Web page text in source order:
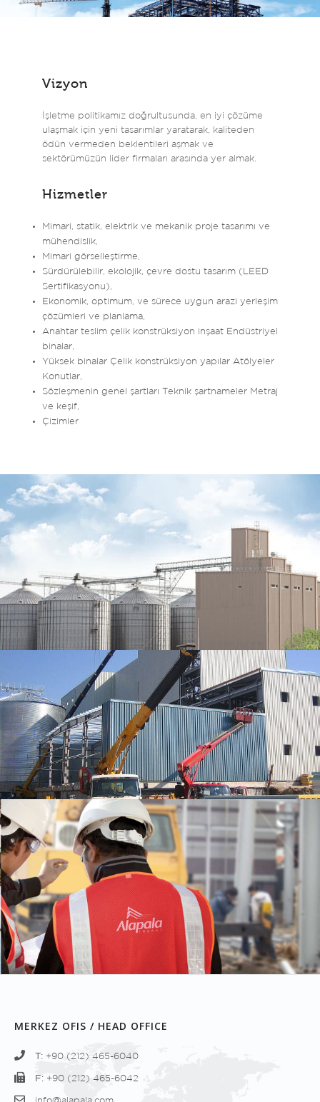
Vizyon
İşletme politikamız doğrultusunda, en iyi çözüme
ulaşmak için yeni tasarımlar yaratarak, kaliteden
ödün vermeden beklentileri aşmak ve
sektörümüzün lider firmaları arasında yer almak.
Hizmetler
Mimari, statik, elektrik ve mekanik proje tasarımı ve
mühendislik,
Mimari görselleştirme,
Sürdürülebilir, ekolojik, çevre dostu tasarım (LEED
Sertifikasyonu),
Ekonomik, optimum, ve sürece uygun arazi yerleşim
çözümleri ve planlama,
Anahtar teslim çelik konstrüksiyon inşaat Endüstriyel
binalar,
Yüksek binalar Çelik konstrüksiyon yapılar Atölyeler
Konutlar,
Sözleşmenin genel şartları Teknik şartnameler Metraj
ve keşif,
Çizimler
MERKEZ OFIS / HEAD OFFICE
T: +90 (212) 465-6040
F: +90 (212) 465-6042